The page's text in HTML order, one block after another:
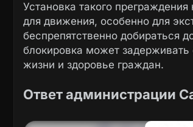
Установка такого
для движения, особенно для
беспрепятственно добираться
блокировка может задерживать
жизни и здоровье граждан.
Ответ администрации